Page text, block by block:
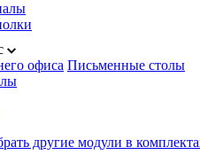
офиса Письменные столы
другие модули в